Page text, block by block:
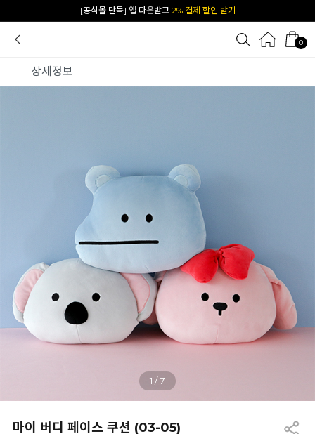
카카오 플친 추가하면1천원 즉시 할인 쿠폰
0
상세정보
1 /7
마이 버디 페이스 쿠션 (03-05)